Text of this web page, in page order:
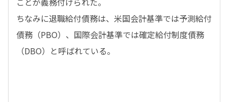
ちなみに退職給付債務は、米国会計基準では予測給付
債務（PBO）、国際会計基準では確定給付制度債務
（DBO）と呼ばれている。